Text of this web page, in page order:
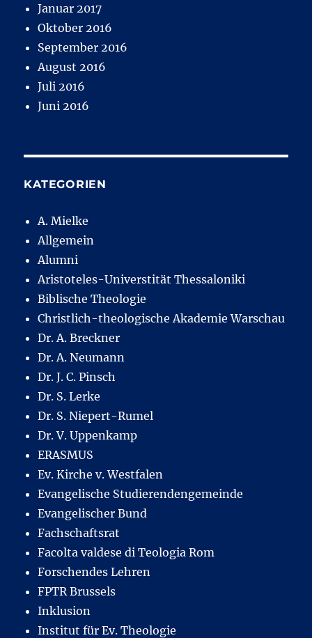
Januar 2017
Oktober 2016
September 2016
August 2016
Juli 2016
Juni 2016
KATEGORIEN
A. Mielke
Allgemein
Alumni
Aristoteles-Universtität Thessaloniki
Biblische Theologie
Christlich-theologische Akademie Warschau
Dr. A. Breckner
Dr. A. Neumann
Dr. J. C. Pinsch
Dr. S. Lerke
Dr. S. Niepert-Rumel
Dr. V. Uppenkamp
ERASMUS
Ev. Kirche v. Westfalen
Evangelische Studierendengemeinde
Evangelischer Bund
Fachschaftsrat
Facolta valdese di Teologia Rom
Forschendes Lehren
FPTR Brussels
Inklusion
Institut für Ev. Theologie